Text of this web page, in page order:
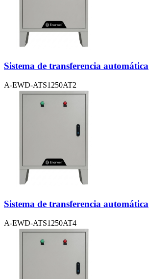
Sistema de transferencia automática
A-EWD-ATS1250AT2
Sistema de transferencia automática
A-EWD-ATS1250AT4